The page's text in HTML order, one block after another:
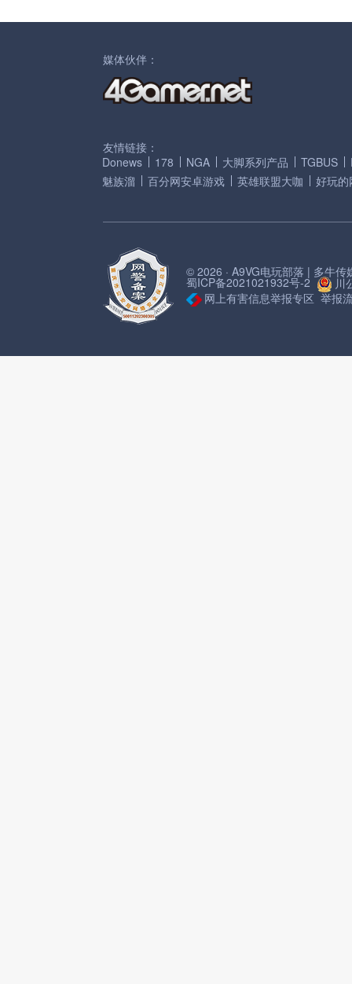
媒体伙伴：
友情链接：
Donews
178 NGA 大脚系列产品 TGBUS
魅族溜
百分网安卓游戏 英雄联盟大咖 好玩的
© 2026 · A9VG电玩部落 | 多牛传
蜀ICP备2021021932号-2
川
网上有害信息举报专区 举报